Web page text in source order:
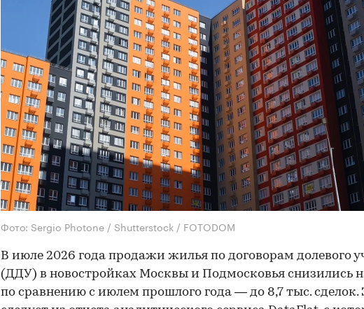
Фото: Sergio Photone / Shutterstock / FOTODOM
В июле 2026 года продажи жилья по договорам долевого
(ДДУ) в новостройках Москвы и Подмосковья снизились
по сравнению с июлем прошлого года — до 8,7 тыс. сделок.